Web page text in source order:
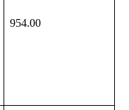
954.00